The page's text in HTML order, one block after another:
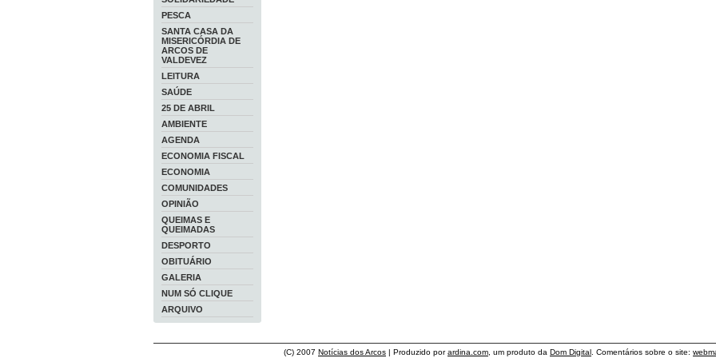
PESCA
SANTA CASA DA
MISERICÓRDIA DE
ARCOS DE
VALDEVEZ
LEITURA
SAÚDE
25 DE ABRIL
AMBIENTE
AGENDA
ECONOMIA FISCAL
ECONOMIA
COMUNIDADES
OPINIÃO
QUEIMAS E
QUEIMADAS
DESPORTO
OBITUÁRIO
GALERIA
NUM SÓ CLIQUE
ARQUIVO
(C) 2007 Notícias dos Arcos | Produzido porardina.com , um produto da Dom Digital . Comentários sobre o site: